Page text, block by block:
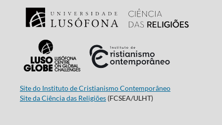
Site do Instituto de Cristianismo Contemporâneo
Site da Ciência das Religiões(FCSEA/ULHT)